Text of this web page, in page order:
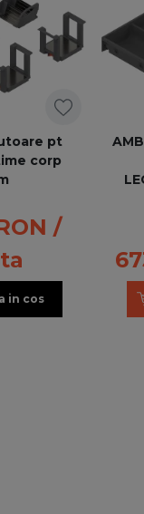
pt
corp
/
in cos